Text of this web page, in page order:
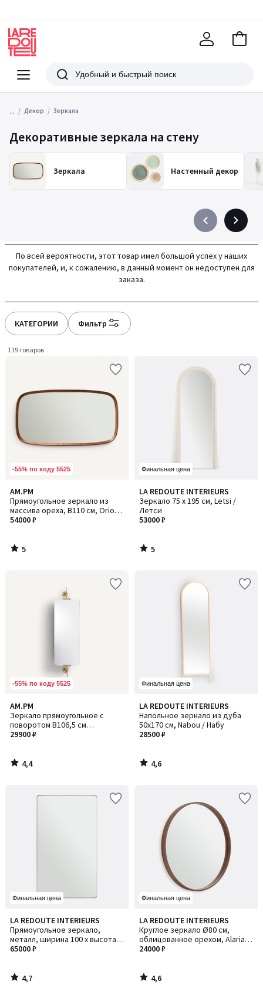
Меню
Redoute
Поиск
В
... Декор Зеркала
Декоративные зеркала на стену
Зеркала Настенный декор
Précédent
à
gauche
Suivant
à
droite
По всей вероятности, этот товар имел большой успех у наших
покупателей, и, к сожалению, в данный момент он недоступен для
заказа.
КАТЕГОРИИ Фильтр
119 товаров
-55% по коду 5525
AM.PM
Прямоугольное зеркало из
массива ореха, В110 см, Orion /
Орион
54000 ₽
5
/
5
5
/
Финальная цена
LA REDOUTE INTERIEURS
Зеркало 75 x 195 см, Letsi /
Летси
53000 ₽
5
/
5
5
/
-55% по коду 5525
AM.PM
Зеркало прямоугольное с
поворотом В106,5 см
Cassandre / Кассандра
29900 ₽
4,4
/ 5
4,4
/
Финальная цена
LA REDOUTE INTERIEURS
Напольное зеркало из дуба
50x170 см, Nabou / Набу
28500 ₽
4,6
/ 5
4,6
/
Финальная цена
LA REDOUTE INTERIEURS
Прямоугольное зеркало,
металл, ширина 100 x высота
170 см, IODUS / ЙОДУС
65000 ₽
4,7
/ 5
4,7
/
Финальная цена
LA REDOUTE INTERIEURS
Круглое зеркало Ø80 см,
облицованное орехом, Alaria /
Алариа
24000 ₽
4,6
/ 5
4,6
/